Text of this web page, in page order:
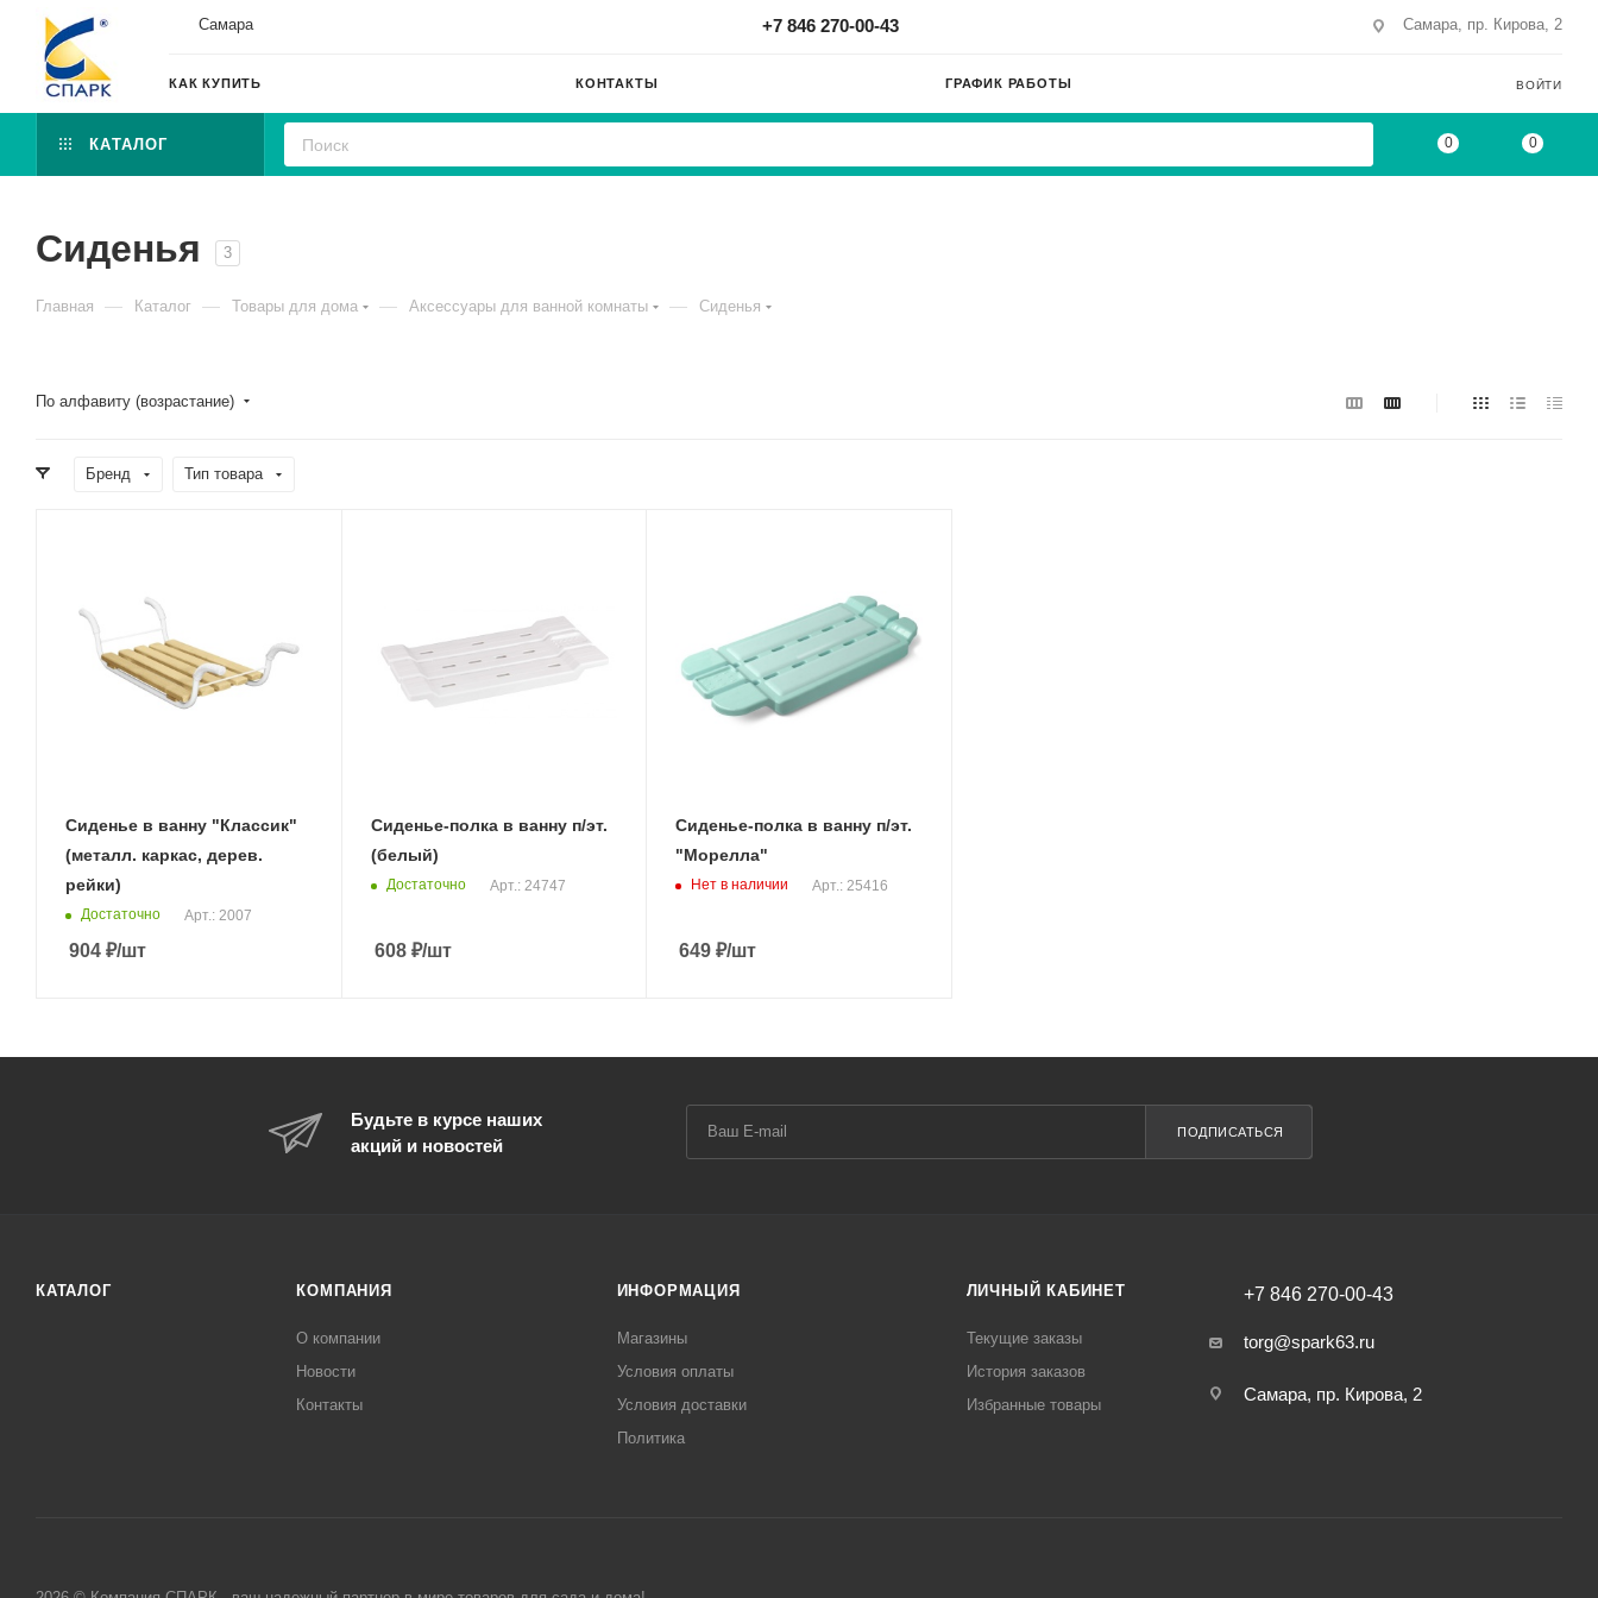
Самара +7 846 270-00-43 Самара, пр. Кирова, 2
КАК КУПИТЬ КОНТАКТЫ ГРАФИК РАБОТЫ ВОЙТИ
КАТАЛОГ 0 0
Сиденья 3
Главная — Каталог — Товары для дома — Аксессуары для ванной комнаты — Сиденья
По алфавиту (возрастание)
Бренд Тип товара
Сиденье в ванну "Классик"
(металл. каркас, дерев.
рейки)
Достаточно Арт.: 2007
904 ₽/шт
Сиденье-полка в ванну п/эт.
(белый)
Достаточно Арт.: 24747
608₽/шт
Сиденье-полка в ванну п/эт.
"Морелла"
Нет в наличии Арт.: 25416
649 ₽/шт
Будьте в курсе наших
акций и новостей
ПОДПИСАТЬСЯ
КАТАЛОГ КОМПАНИЯ
О компании
Новости
Контакты
ИНФОРМАЦИЯ
Магазины
Условия оплаты
Условия доставки
Политика
ЛИЧНЫЙ КАБИНЕТ
Текущие заказы
История заказов
Избранные товары
+7 846 270-00-43
torg@spark63.ru
Самара, пр. Кирова, 2